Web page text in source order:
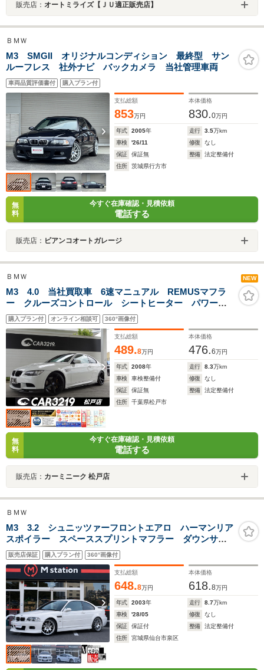
販売店： オートミライズ【ＪＵ適正販売店】
ＢＭＷ
M3 SMGII オリジナルコンディション 最終型 サン
ルーフレス 社外ナビ バックカメラ 当社管理車両
車両品質評価書付 購入プラン付
支払総額
853万円
本体価格
830.0万円
年式 2005年 走行 3.5万km
車検
'26/11 修復
なし
保証
保証無 整備
法定整備付
住所
茨城県行方市
無
料
今すぐ在庫確認・見積依頼
電話する
販売店： ビアンコオートガレージ
ＢＭＷ NEW
M3 4.0 当社買取車 6速マニュアル REMUSマフラ
ー クルーズコントロール シートヒーター パワーシ
ート バックカメラ パークセンサー プッシュスター
ト 走行モード切替 黒革シート 19インチAW ETC
後期テール
購入プラン付 オンライン相談可 360°画像付
支払総額
489.8万円
本体価格
476.6万円
年式 2008年 走行 8.3万km
車検
車検整備付 修復
なし
保証
保証無 整備
法定整備付
住所
千葉県松戸市
無
料
今すぐ在庫確認・見積依頼
電話する
販売店： カーミニーク 松戸店
ＢＭＷ
M3 3.2 シュニッツァーフロントエアロ ハーマンリア
スポイラー スペーススプリントマフラー ダウンサス
アイバッハ 社外ナビフルセグ レザーシート 外品
BBS19インチアルミ
販売店保証 購入プラン付 360°画像付
支払総額
648.8万円
本体価格
618.8万円
年式 2003年 走行 8.7万km
車検
'28/05 修復
なし
保証
保証付 整備
法定整備付
住所
宮城県仙台市泉区